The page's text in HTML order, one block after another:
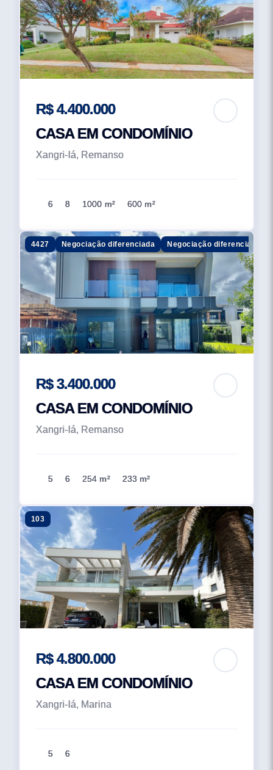
R$ 4.400.000
CASA EM CONDOMÍNIO
Xangri-lá, Remanso
6 8 1000 m² 600 m²
4427 Negociação diferenciada Negociação diferenciada
R$ 3.400.000
CASA EM CONDOMÍNIO
Xangri-lá, Remanso
5 6 254 m² 233 m²
103
R$ 4.800.000
CASA EM CONDOMÍNIO
Xangri-lá, Marina
5 6